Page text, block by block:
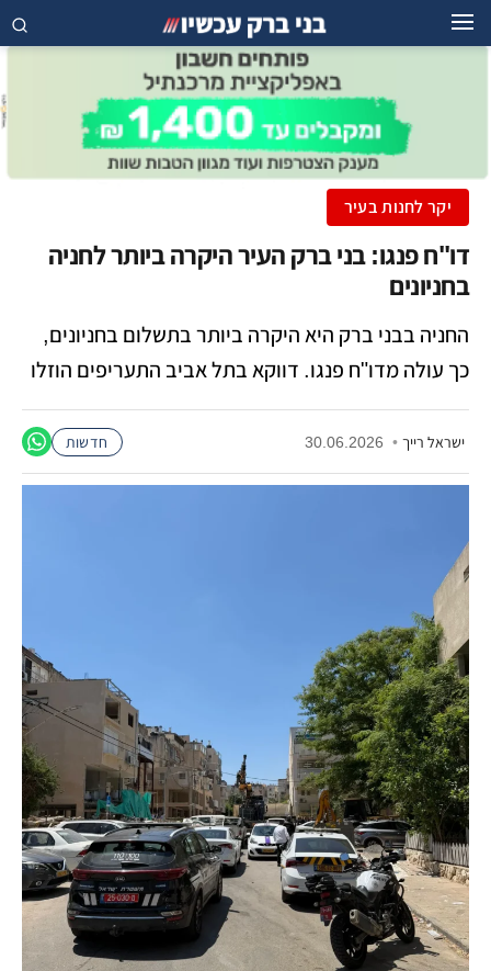
יקר לחנות בעיר
דו"ח פנגו: בני ברק העיר היקרה ביותר לחניה
בחניונים
החניה בבני ברק היא היקרה ביותר בתשלום בחניונים,
כך עולה מדו"ח פנגו. דווקא בתל אביב התעריפים הוזלו
ישראל רייך •
30.06.2026 חדשות